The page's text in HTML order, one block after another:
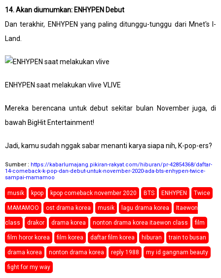
14. Akan diumumkan: ENHYPEN Debut
Dan terakhir, ENHYPEN yang paling ditunggu-tunggu dari Mnet's I-
Land.
ENHYPEN saat melakukan vlive VLIVE
Mereka berencana untuk debut sekitar bulan November juga, di
bawah BigHit Entertainment!
Jadi, kamu sudah nggak sabar menanti karya siapa nih, K-pop-ers?
Sumber : https://kabarlumajang.pikiran-rakyat.com/hiburan/pr-42854368/daftar-
14-comeback-k-pop-dan-debut-untuk-november-2020-ada-bts-enhypen-twice-
sampai-mamamoo
musik kpop kpop comeback november 2020 BTS ENHYPEN Twice
MAMAMOO ost drama korea musik lagu drama korea Itaewon
class drakor drama korea nonton drama korea itaewon class film
film horor korea film korea daftar film korea hiburan train to busan
drama korea nonton drama korea reply 1988 my id gangnam beauty
fight for my way